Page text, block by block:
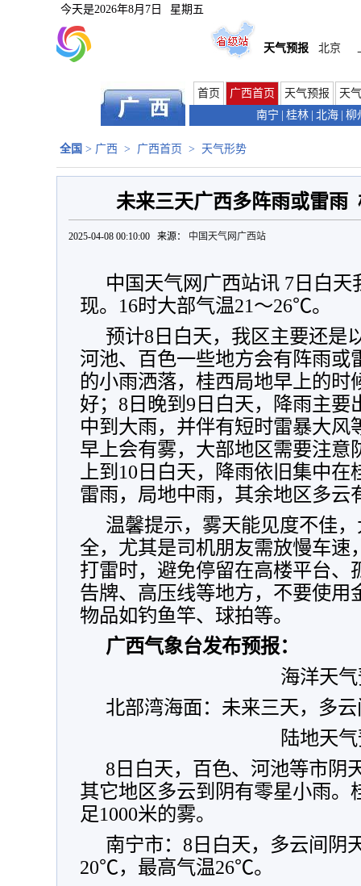
今天是2026年8月7日 星期五
天气预报 北京
首页 广西首页 天气预报
天
南宁
桂林 北海 柳
全国 > 广西 > 广西首页 > 天气形势
未来三天广西多阵雨或雷雨
2025-04-08 00:10:00 来源： 中国天气网广西站
中国天气网广西站讯 7日白
现。16时大部气温21～26℃。
预计8日白天，我区主要还是
河池、百色一些地方会有阵雨或
的小雨洒落，桂西局地早上的时
好；8日晚到9日白天，降雨主要
中到大雨，并伴有短时雷暴大风
早上会有雾，大部地区需要注意
上到10日白天，降雨依旧集中
雷雨，局地中雨，其余地区多云
温馨提示，雾天能见度不佳
全，尤其是司机朋友需放慢车速
打雷时， 避免停留在高楼平台、
告牌、高压线等地方， 不要使用
物品如钓鱼竿、球拍等。
广西气象台发布预报：
海洋天
北部湾海面：未来三天，多
陆地天
8日白天，百色、河池等市阴
其它地区多云到阴有零星小雨。
足1000米的雾。
南宁市：8日白天，多云间阴
20℃，最高气温26℃。